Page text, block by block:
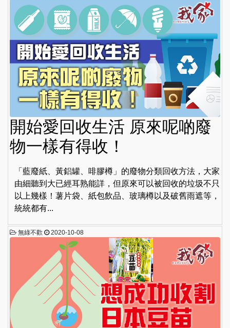
開始愛回收生活 原來呢啲廢
物一樣有得收！
「藍廢紙、黃鋁罐、啡膠樽」的廢物分類回收方法，大家
由細聽到大已經耳熟能詳，但原來可以被回收的垃圾不只
以上幾樣！薯片袋、紙包飲品、玻璃樽以及破舊雨遮等，
統統都有...
無綠不歡 2020-10-08